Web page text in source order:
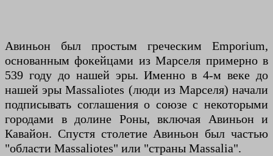
Авиньон был простым греческим Emporium,
основанным фокейцами из Марселя примерно в
539 году до нашей эры. Именно в 4-м веке до
нашей эры Massaliotes (люди из Марселя) начали
подписывать соглашения о союзе с некоторыми
городами в долине Роны, включая Авиньон и
Кавайон. Спустя столетие Авиньон был частью
"области Massaliotes" или "страны Massalia".